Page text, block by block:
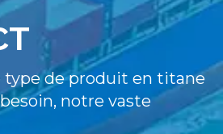
type de produit en titane
notre vaste